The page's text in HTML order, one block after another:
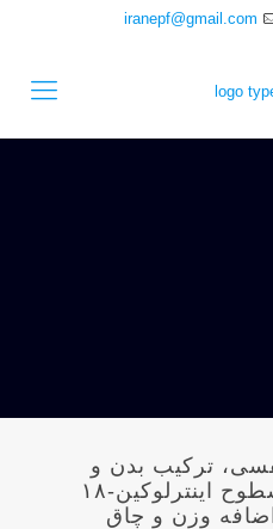
iranepf@gmail.com
ترکیب بدن و
ترکیب رژیم غذایی با سطوح اینترلوکین-۱۸
اضافه وزن و چاق